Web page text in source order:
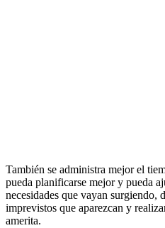
También se administra mejor el
pueda planificarse mejor y pueda
necesidades que vayan surgiendo,
imprevistos que aparezcan y
amerita.